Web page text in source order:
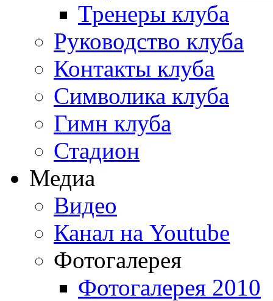
Тренеры клуба
Руководство клуба
Контакты клуба
Символика клуба
Гимн клуба
Стадион
Медиа
Видео
Канал на Youtube
Фотогалерея
Фотогалерея 2010